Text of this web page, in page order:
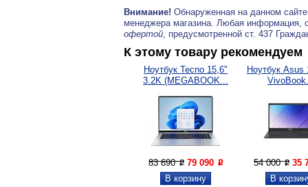
Внимание! Обнаруженная на данном
менеджера магазина. Любая информация,
офертой, предусмотренной ст. 437
К этому товару рекомендуем
Ноутбук Tecno 15,6"
3.2K (MEGABOOK...
83 690P 79 090 P
Ноутбук Asus
54 000P 35